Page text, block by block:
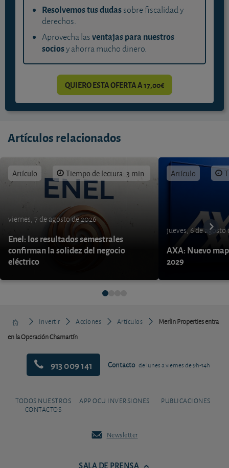
Resolvemos tus dudassobre fiscalidad y
derechos.
Aprovecha lasventajas para nuestros
sociosy ahorra mucho dinero.
QUIERO ESTA OFERTA A 17,00€
Artículos relacionados
Artículo Tiempo de lectura: 3 min.
viernes, 7 de agosto de 2026
Enel: los resultados semestrales
confirman la solidez del negocio
eléctrico
Artículo
jueves, 6 de agosto
AXA: Nuevo
2029
Invertir Acciones Artículos
Merlin Properties entra
en la Operación Chamartín
913 009 141 Contacto de lunes a viernes de 9h-14h
TODOS NUESTROS
CONTACTOS
APP OCU INVERSIONES PUBLICACIONES
Newsletter
SALA DE PRENSA